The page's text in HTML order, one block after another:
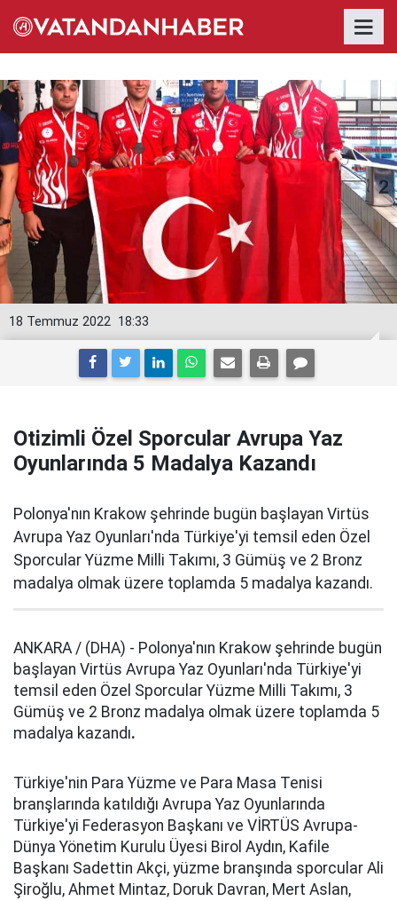
18:33
18 Temmuz 2022
Otizimli Özel Sporcular Avrupa Yaz
Oyunlarında 5 Madalya Kazandı
Polonya'nın Krakow şehrinde bugün başlayan Virtüs
Avrupa Yaz Oyunları'nda Türkiye'yi temsil eden Özel
Sporcular Yüzme Milli Takımı, 3 Gümüş ve 2 Bronz
madalya olmak üzere toplamda 5 madalya kazandı.
ANKARA / (DHA) - Polonya'nın Krakow şehrinde bugün
başlayan Virtüs Avrupa Yaz Oyunları'nda Türkiye'yi
temsil eden Özel Sporcular Yüzme Milli Takımı, 3
Gümüş ve 2 Bronz madalya olmak üzere toplamda 5
madalya kazandı.
Türkiye'nin Para Yüzme ve Para Masa Tenisi
branşlarında katıldığı Avrupa Yaz Oyunlarında
Türkiye'yi Federasyon Başkanı ve VİRTÜS Avrupa-
Dünya Yönetim Kurulu Üyesi Birol Aydın, Kafile
Başkanı Sadettin Akçi, yüzme branşında sporcular Ali
Şiroğlu, Ahmet Mintaz, Doruk Davran, Mert Aslan,